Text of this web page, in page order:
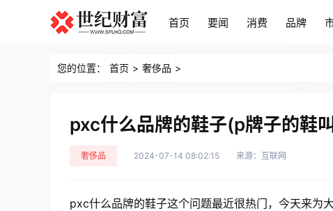
首页 要闻 消费 品牌
您的位置： 首页 > 奢侈品 >
pxc什么品牌的鞋子(p牌子的鞋
奢侈品 2024-07-14 08:02:15 来源：互联网
pxc什么品牌的鞋子这个问题最近很热门，今天来为